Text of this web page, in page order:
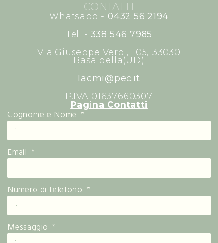
CONTATTI
Whatsapp - 0432 56 2194
Tel. - 338 546 7985
Via Giuseppe Verdi, 105, 33030
Basaldella(UD)
laomi@pec.it
P.IVA 01637660307
Pagina Contatti
Cognome e Nome
Email
Numero di telefono
Messaggio